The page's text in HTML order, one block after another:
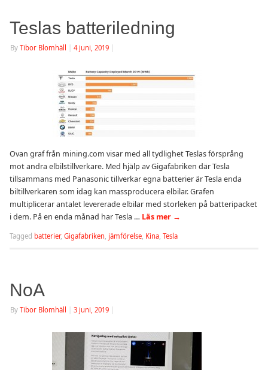
Teslas batteriledning
By Tibor Blomhäll 4 juni, 2019
Ovan graf från mining.com visar med all tydlighet Teslas försprång
mot andra elbilstillverkare. Med hjälp av Gigafabriken där Tesla
tillsammans med Panasonic tillverkar egna batterier är Tesla enda
biltillverkaren som idag kan massproducera elbilar. Grafen
multiplicerar antalet levererade elbilar med storleken på batteripacket
i dem. På en enda månad har Tesla … Läs mer →
Tagged batterier, Gigafabriken, jämförelse, Kina, Tesla
NoA
By Tibor Blomhäll 3 juni, 2019